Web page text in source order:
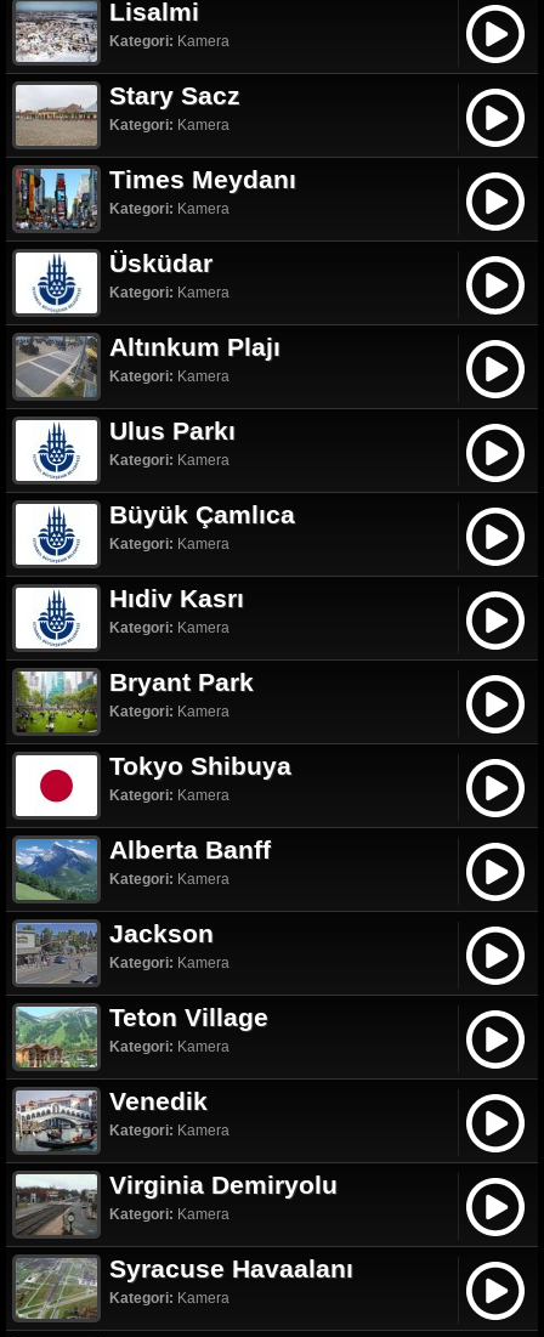
Lisalmi
Kategori: Kamera
Stary Sacz
Kategori: Kamera
Times Meydanı
Kategori: Kamera
Üsküdar
Kategori: Kamera
Altınkum Plajı
Kategori: Kamera
Ulus Parkı
Kategori: Kamera
Büyük Çamlıca
Kategori: Kamera
Hıdiv Kasrı
Kategori: Kamera
Bryant Park
Kategori: Kamera
Tokyo Shibuya
Kategori: Kamera
Alberta Banff
Kategori: Kamera
Jackson
Kategori: Kamera
Teton Village
Kategori: Kamera
Venedik
Kategori: Kamera
Virginia Demiryolu
Kategori: Kamera
Syracuse Havaalanı
Kategori: Kamera